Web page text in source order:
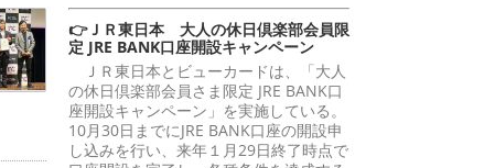
👉ＪＲ東日本 大人の休日倶楽部会員限
定 JRE BANK口座開設キャンペーン
ＪＲ東日本とビューカードは、「大人
の休日倶楽部会員さま限定 JRE BANK口
座開設キャンペーン」を実施している。
10月30日までにJRE BANK口座の開設申
し込みを行い、来年１月29日終了時点で